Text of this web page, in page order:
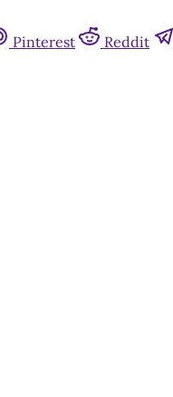
Pinterest Reddit